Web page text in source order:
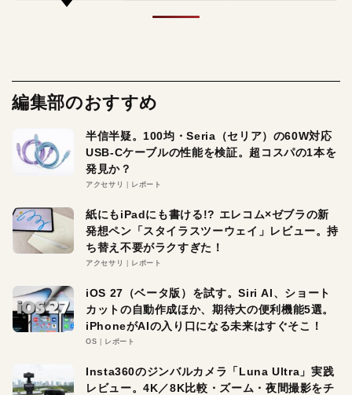
編集部のおすすめ
半信半疑。100均・Seria（セリア）の60W対応
USB-Cケーブルの性能を検証。超コスパの1本を
発見か？
アクセサリ レポート
紙にもiPadにも書ける!? エレコム×ゼブラの新
発想ペン「スタイラスツーウェイ」レビュー。持
ち替え不要がラクすぎた！
アクセサリ レポート
iOS 27（ベータ版）を試す。Siri AI、ショート
カットの自動作成ほか、期待大の便利機能5選。
iPhoneがAIの入り口になる未来はすぐそこ！
OS レポート
Insta360のジンバルカメラ「Luna Ultra」実践
レビュー。4K／8K比較・ズーム・夜間撮影をチ